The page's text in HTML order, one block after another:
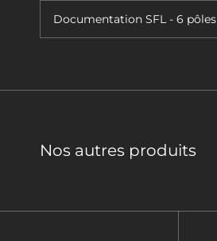
Documentation SFL - 6 pôles
Nos autres produits